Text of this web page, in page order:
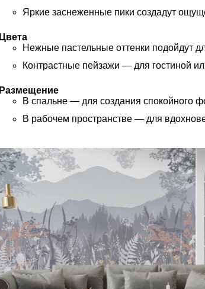
Яркие заснеженные пики создадут
Цвета
Нежные пастельные оттенки подойдут
Контрастные пейзажи — для гостиной
Размещение
В спальне — для создания спокойного
В рабочем пространстве — для